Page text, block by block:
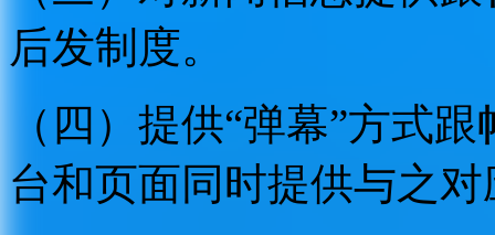
后发制度。
（四）提供“弹幕”方式
台和页面同时提供与之